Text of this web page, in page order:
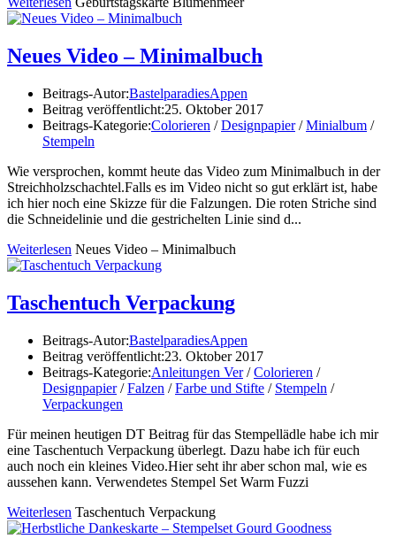
Neues Video – Minimalbuch
Beitrags-Autor:BastelparadiesAppen
Beitrag veröffentlicht:25. Oktober 2017
Beitrags-Kategorie:Colorieren / Designpapier / Minialbum /
Stempeln
Wie versprochen, kommt heute das Video zum Minimalbuch in der
Streichholzschachtel.Falls es im Video nicht so gut erklärt ist, habe
ich hier noch eine Skizze für die Falzungen. Die roten Striche sind
die Schneidelinie und die gestrichelten Linie sind d...
Weiterlesen Neues Video – Minimalbuch
Taschentuch Verpackung
Beitrags-Autor:BastelparadiesAppen
Beitrag veröffentlicht:23. Oktober 2017
Beitrags-Kategorie:Anleitungen Ver / Colorieren /
Designpapier / Falzen / Farbe und Stifte / Stempeln /
Verpackungen
Für meinen heutigen DT Beitrag für das Stempellädle habe ich mir
eine Taschentuch Verpackung überlegt. Dazu habe ich für euch
auch noch ein kleines Video.Hier seht ihr aber schon mal, wie es
aussehen kann. Verwendetes Stempel Set Warm Fuzzi
Weiterlesen Taschentuch Verpackung